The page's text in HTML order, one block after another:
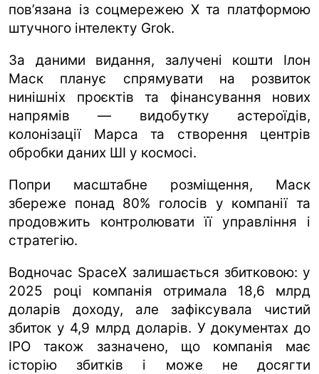
пов’язана із соцмережею X та платформою
штучного інтелекту Grok.
За даними видання, залучені кошти Ілон
Маск планує спрямувати на розвиток
нинішніх проєктів та фінансування нових
напрямів — видобутку астероїдів,
колонізації Марса та створення центрів
обробки даних ШІ у космосі.
Попри масштабне розміщення, Маск
збереже понад 80% голосів у компанії та
продовжить контролювати її управління і
стратегію.
Водночас SpaceX залишається збитковою: у
2025 році компанія отримала 18,6 млрд
доларів доходу, але зафіксувала чистий
збиток у 4,9 млрд доларів. У документах до
IPO також зазначено, що компанія має
історію збитків і може не досягти